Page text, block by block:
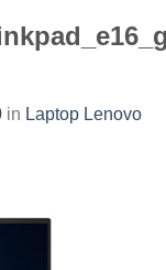
in Laptop Lenovo